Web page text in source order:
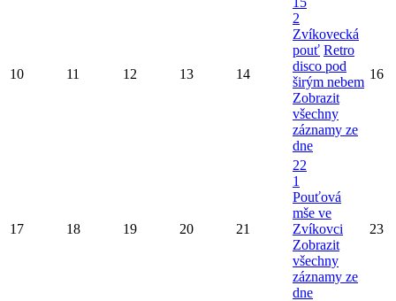
10 11 12 13 14
2
Zvíkovecká
pouť Retro
disco pod
širým nebem
Zobrazit
všechny
záznamy ze
dne
16
17 18 19 20 21
22
1
Pouťová
mše ve
Zvíkovci
Zobrazit
všechny
záznamy ze
dne
23